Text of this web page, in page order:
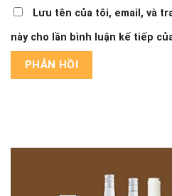
Lưu tên của tôi, email, và
này cho lần bình luận kế tiếp